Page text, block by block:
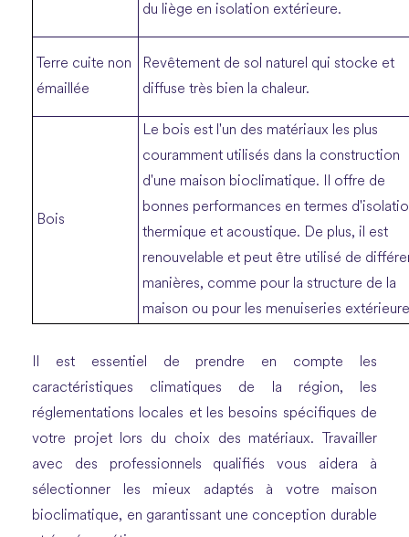
du liège en isolation extérieure.
Terre cuite non
émaillée
Revêtement de sol naturel qui stocke et
diffuse très bien la chaleur.
Bois
Le bois est l'un des matériaux les plus
couramment utilisés dans la construction
d'une maison bioclimatique. Il offre de
bonnes performances en termes
thermique et acoustique. De plus, il est
renouvelable et peut être utilisé de
manières, comme pour la structure de la
maison ou pour les menuiseries
Il est essentiel de prendre en compte les
caractéristiques climatiques de la région, les
réglementations locales et les besoins spécifiques de
votre projet lors du choix des matériaux. Travailler
avec des professionnels qualifiés vous aidera à
sélectionner les mieux adaptés à votre maison
bioclimatique, en garantissant une conception durable